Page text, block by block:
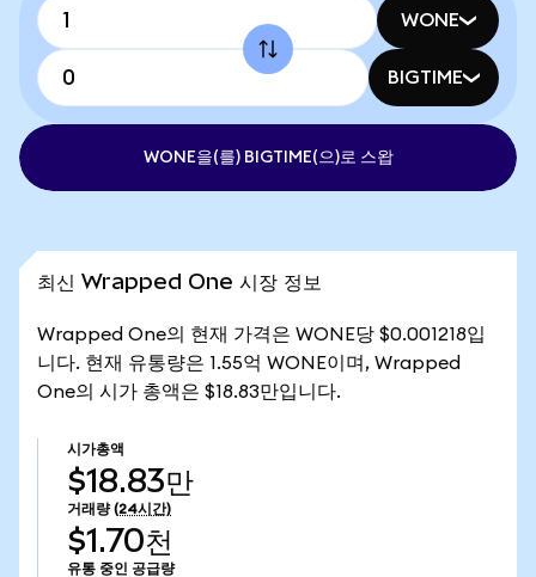
WONE
BIGTIME
WONE을(를) BIGTIME(으)로 스왑
최신 Wrapped One 시장 정보
Wrapped One의 현재 가격은 WONE당 $0.001218입
니다. 현재 유통량은 1.55억 WONE이며, Wrapped
One의 시가 총액은 $18.83만입니다.
시가총액
$18.83만
거래량 (24시간)
$1.70천
유통 중인 공급량